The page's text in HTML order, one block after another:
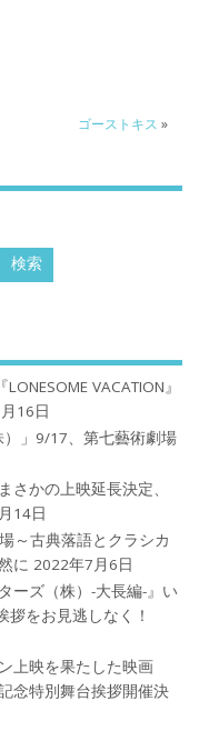
ゴーストキス »
VACATION』
16日
」9/17、第七藝術劇場
さかの上映延長決定、
14日
～古典落語とクラシカ
に 2022年7月6日
ーズ（株）-大長編-』い
をお見逃しなく！
上映を果たした映画
念特別舞台挨拶開催決